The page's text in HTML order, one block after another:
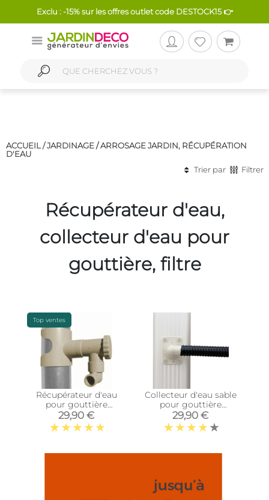
Exclu : -15% sur les offres outlet code DESTOCK15 👉
ACCUEIL /JARDINAGE/ARROSAGE JARDIN, RÉCUPÉRATION
D'EAU
Trier par
Filtrer
Récupérateur d'eau,
collecteur d'eau pour
gouttière, filtre
Top ventes
Récupérateur d'eau
pour gouttière
circulaire (Sable)
29,90 €
Collecteur d'eau sable
pour gouttière
rectangulaire (Pour
descente rectangulaire
80 x 100 mm)
29,90 €